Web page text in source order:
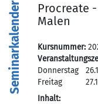
Seminarkalender
Procreate
Malen
Kursnummer:
Donnerstag
Freitag
Inhalt: